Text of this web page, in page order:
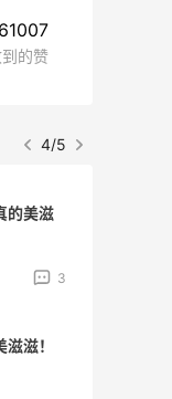
的赞
4/5
二大羊
3
很爽